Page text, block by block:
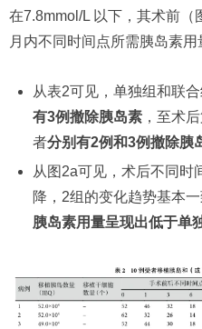
在7.8mmol/L 以下，其术前（
月内不同时间点所需胰岛素用
从表2可见，单独组和联
有3例撤除胰岛素，至术
者分别有2例和3例撤除胰
从图2a可见，术后不同时
降，2组的变化趋势基本
胰岛素用量呈现出低于单